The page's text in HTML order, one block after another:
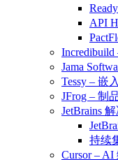
API
Jama
Tessy – 嵌
JFrog – 制
JetBrains
持续
Cursor –